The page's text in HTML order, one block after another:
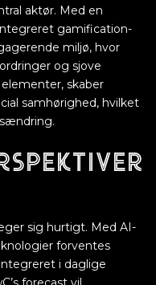
aktør. Med en
gamification-
miljø, hvor
og sjove
skaber
samhørighed, hvilket
sig hurtigt. Med AI-
forventes
i daglige